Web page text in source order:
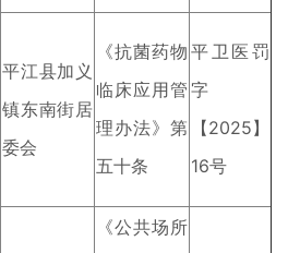
平江县加义
镇东南街居
委会
《抗菌药物
临床应用管
理办法》第
五十条
平卫医罚
字
【2025】
16号
《公共场所